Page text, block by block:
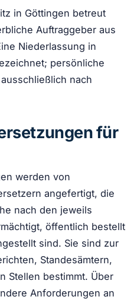
in Göttingen betreut
Auftraggeber aus
Niederlassung in
persönliche
nach
für
werden von
angefertigt, die
nach den jeweils
öffentlich bestellt
sind. Sie sind zur
Standesämtern,
Stellen bestimmt. Über
Anforderungen an